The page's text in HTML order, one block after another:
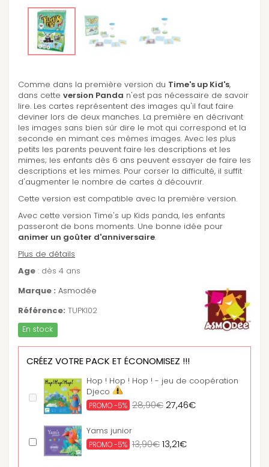
Comme dans la première version du Time's up Kid's,
dans cette version Panda n'est pas nécessaire de savoir
lire. Les cartes représentent des images qu'il faut faire
deviner lors de deux manches. La première en décrivant
les images sans bien sûr dire le mot qui correspond et la
seconde en mimant ces mêmes images. Avec les plus
petits les parents peuvent faire les descriptions et les
mimes; les enfants dès 6 ans peuvent essayer de faire les
descriptions et les mimes. Pour corser la difficulté, il suffit
d'augmenter le nombre de cartes à découvrir.
Cette version est compatible avec la première version.
Avec cette version Time's up Kids panda, les enfants
passeront de bons moments. Une bonne idée pour
animer un goûter d'anniversaire.
Plus de détails
Age : dès 4 ans
Marque : Asmodée
Référence: TUPKI02
En stock
CRÉEZ VOTRE PACK ET ÉCONOMISEZ !!!
Hop ! Hop ! Hop ! - jeu de coopération
Djeco
PROMO -5% 28,90€27,46€
Yams junior
PROMO -5% 13,90€13,21€